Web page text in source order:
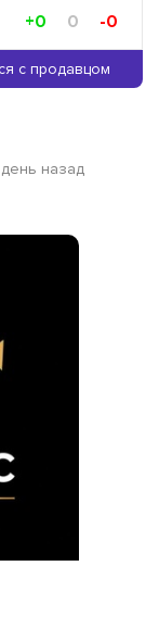
+0 0 -0
с продавцом
день назад